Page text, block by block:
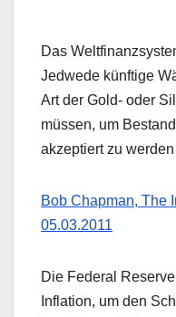
Das
Jedwede künftige
Art der Gold- oder
müssen, um
akzeptiert zu werden
Bob Chapman, The
05.03.2011
Die Federal
Inflation, um den